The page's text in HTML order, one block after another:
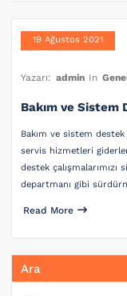
19 Ağustos 2021
Yazarı: admin In
Bakım ve Sistem
Bakım ve sistem
servis hizmetleri
destek
departmanı gibi
Read More
Ara